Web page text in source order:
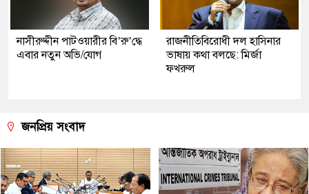
নাসীরুদ্দীন পাটওয়ারীর বি’রু’দ্ধে
এবার নতুন অভি/যোগ
রাজনীতিবিরোধী দল হাসিনার
ভাষায় কথা বলছে: মির্জা
ফখরুল
জনপ্রিয় সংবাদ